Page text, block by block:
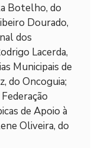
Botelho, do
Dourado,
dos
Lacerda,
Municipais de
do Oncoguia;
de Apoio à
Oliveira, do